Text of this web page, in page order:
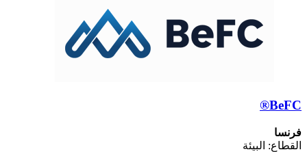
BeFC®
فرنسا
القطاع: البيئة